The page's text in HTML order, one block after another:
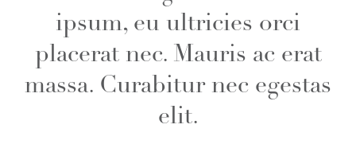
quam sit amet mi ornare
laoreet. onec vitae ante quis
massa vulputate mollis et at
lacus.